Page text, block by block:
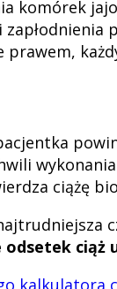
komórek
ciążę
ciąż
kalkulatora